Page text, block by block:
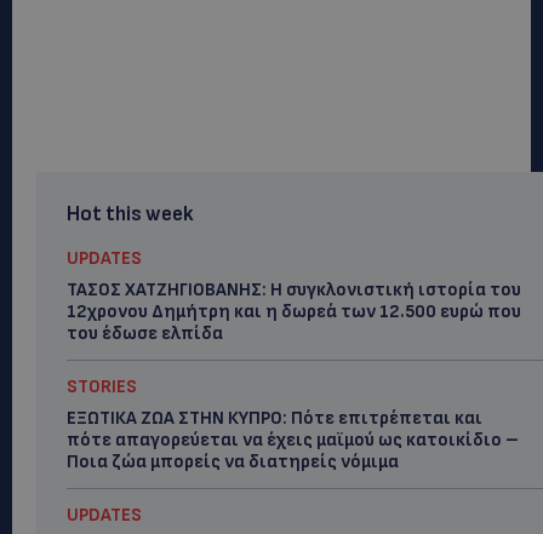
Hot this week
UPDATES
ΤΑΣΟΣ ΧΑΤΖΗΓΙΟΒΑΝΗΣ: Η συγκλονιστική ιστορία του
12χρονου Δημήτρη και η δωρεά των 12.500 ευρώ που
του έδωσε ελπίδα
STORIES
ΕΞΩΤΙΚΑ ΖΩΑ ΣΤΗΝ ΚΥΠΡΟ: Πότε επιτρέπεται και
πότε απαγορεύεται να έχεις μαϊμού ως κατοικίδιο –
Ποια ζώα μπορείς να διατηρείς νόμιμα
UPDATES